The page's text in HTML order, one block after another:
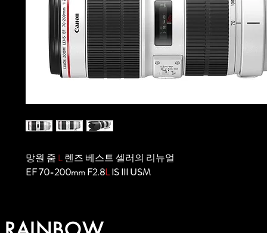
망원 줌 L렌즈 베스트 셀러의 리뉴얼
EF 70-200mm F2.8LIS III USM